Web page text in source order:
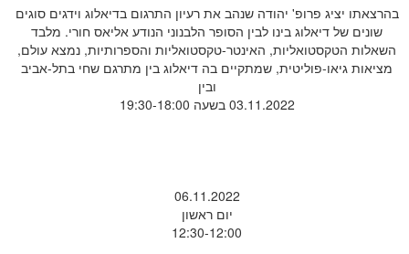
בהרצאתו יציג פרופ' יהודה שנהב את רעיון התרגום בדיאלוג וידגים סוגים
שונים של דיאלוג בינו לבין הסופר הלבנוני הנודע אליאס חורי. מלבד
השאלות הטקסטואליות, האינטר-טקסטואליות והספרותיות, נמצא עולם,
מציאות גיאו-פוליטית, שמתקיים בה דיאלוג בין מתרגם שחי בתל-אביב
ובין
03.11.2022 בשעה 19:30-18:00
06.11.2022
יום ראשון
12:30-12:00